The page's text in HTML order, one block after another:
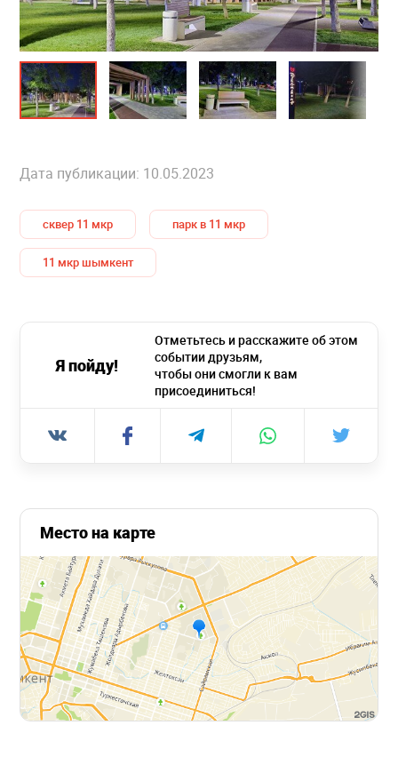
Дата публикации: 10.05.2023
сквер 11 мкр парк в 11 мкр
11 мкр шымкент
Я пойду!
Отметьтесь и расскажите об этом
событии друзьям,
чтобы они смогли к вам
присоединиться!
Место на карте